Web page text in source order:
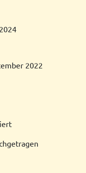
2022